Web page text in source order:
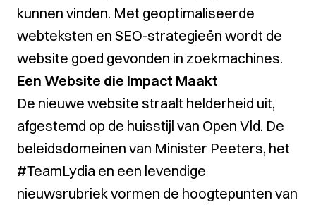
kunnen vinden. Met geoptimaliseerde
webteksten en SEO-strategieën wordt de
website goed gevonden in zoekmachines.
Een Website die Impact Maakt
De nieuwe website straalt helderheid uit,
afgestemd op de huisstijl van Open Vld. De
beleidsdomeinen van Minister Peeters, het
#TeamLydia en een levendige
nieuwsrubriek vormen de hoogtepunten van